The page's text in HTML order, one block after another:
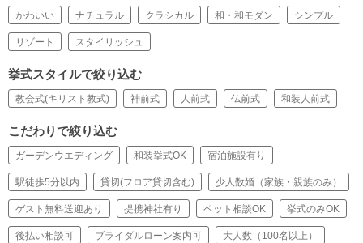
かわいい ナチュラル クラシカル 和・和モダン シンプル
リゾート スタイリッシュ
挙式スタイルで絞り込む
教会式(キリスト教式) 神前式 人前式 仏前式 和装人前式
こだわりで絞り込む
ガーデンウエディング 和装挙式OK 宿泊施設有り
駅徒歩5分以内 貸切(フロア貸切含む) 少人数婚（家族・親族のみ）
ゲスト無料送迎あり 提携神社有り ペット相談OK 挙式のみOK
後払い相談可 ブライダルローン案内可 大人数（100名以上）